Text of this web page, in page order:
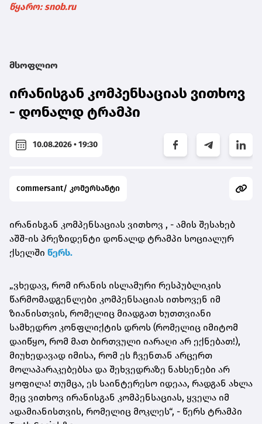
წყარო: snob.ru
მსოფლიო
ირანისგან კომპენსაციას ვითხოვ
- დონალდ ტრამპი
10.08.2026 • 19:30
commersant/ კომერსანტი
ირანისგან კომპენსაციას ვითხოვ , - ამის შესახებ
აშშ-ის პრეზიდენტი დონალდ ტრამპი სოციალურ
ქსელში წერს.
„ვხედავ, რომ ირანის ისლამური რესპუბლიკის
წარმომადგენლები კომპენსაციას ითხოვენ იმ
ზიანისთვის, რომელიც მიადგათ ხუთთვიანი
სამხედრო კონფლიქტის დროს (რომელიც იმიტომ
დაიწყო, რომ მათ ბირთვული იარაღი არ ექნებათ!),
მიუხედავად იმისა, რომ ეს ჩვენთან არცერთ
მოლაპარაკებებსა და შეხვედრაზე ნახსენები არ
ყოფილა! თუმცა, ეს საინტერესო იდეაა, რადგან ახლა
მეც ვითხოვ ირანისგან კომპენსაციას, ყველა იმ
ადამიანისთვის, რომელიც მოკლეს“, - წერს ტრამპი